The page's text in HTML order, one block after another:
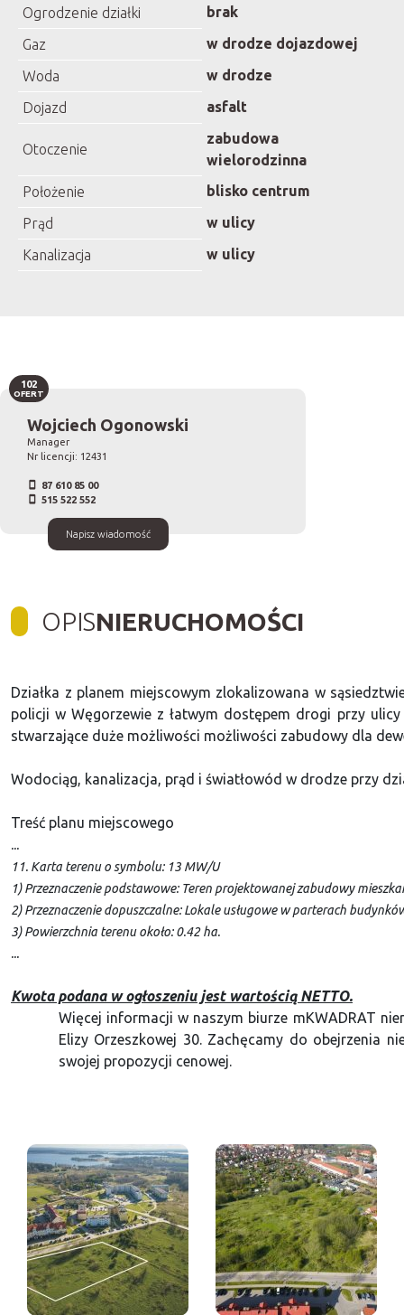
Ogrodzenie działki
brak
Gaz
w drodze dojazdowej
Woda
w drodze
Dojazd
asfalt
Otoczenie
zabudowa
wielorodzinna
Położenie
blisko centrum
Prąd
w ulicy
Kanalizacja
w ulicy
Wojciech Ogonowski
Manager
Nr licencji: 12431
87 610 85 00
515 522 552
Napisz wiadomość
102
OFERT
OPISNIERUCHOMOŚCI
Działka z planem miejscowym zlokalizowana w
policji w Węgorzewie z łatwym dostępem drogi przy ulicy
stwarzające duże możliwości możliwości zabudowy dla
Wodociąg, kanalizacja, prąd i światłowód w drodze przy
Treść planu miejscowego
...
11. Karta terenu o symbolu: 13 MW/U
1) Przeznaczenie podstawowe: Teren projektowanej zabudowy
2) Przeznaczenie dopuszczalne: Lokale usługowe w parterach
3) Powierzchnia terenu około: 0.42 ha.
...
Kwota podana w ogłoszeniu jest wartością NETTO.
Więcej informacji w naszym biurze mKWADRAT
Elizy Orzeszkowej 30. Zachęcamy do obejrzenia
swojej propozycji cenowej.